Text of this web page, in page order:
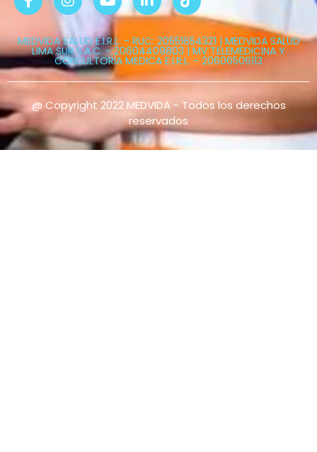
MEDVIDA SALUD E.I.R.L. - RUC: 20551654321 | MEDVIDA SALUD
LIMA SUR S.A.C. - 20604409803 | MV TELEMEDICINA Y
CONSULTORIA MEDICA E.I.R.L. - 20606506113
@ Copyright 2022 MEDVIDA - Todos los derechos
reservados